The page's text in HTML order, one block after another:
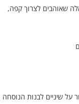
שאוהבים לצרוך קפה,
על שיניים לבנות הנוסחה